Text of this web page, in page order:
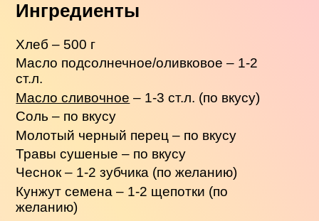
Ингредиенты
Хлеб – 500 г
Масло подсолнечное/оливковое – 1-2
ст.л.
Масло сливочное – 1-3 ст.л. (по вкусу)
Соль – по вкусу
Молотый черный перец – по вкусу
Травы сушеные – по вкусу
Чеснок – 1-2 зубчика (по желанию)
Кунжут семена – 1-2 щепотки (по
желанию)